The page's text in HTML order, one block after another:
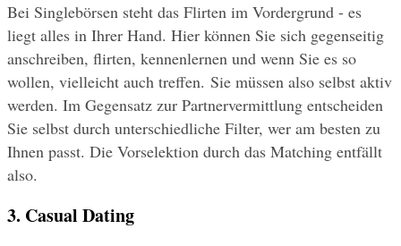
Bei Singlebörsen steht das Flirten im Vordergrund - es
liegt alles in Ihrer Hand. Hier können Sie sich gegenseitig
anschreiben, flirten, kennenlernen und wenn Sie es so
wollen, vielleicht auch treffen. Sie müssen also selbst aktiv
werden. Im Gegensatz zur Partnervermittlung entscheiden
Sie selbst durch unterschiedliche Filter, wer am besten zu
Ihnen passt. Die Vorselektion durch das Matching entfällt
also.
3. Casual Dating